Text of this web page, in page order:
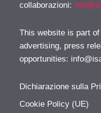
collaborazioni:
This website is part
advertising, press
opportunities:
Dichiarazione sulla
Cookie Policy (UE)